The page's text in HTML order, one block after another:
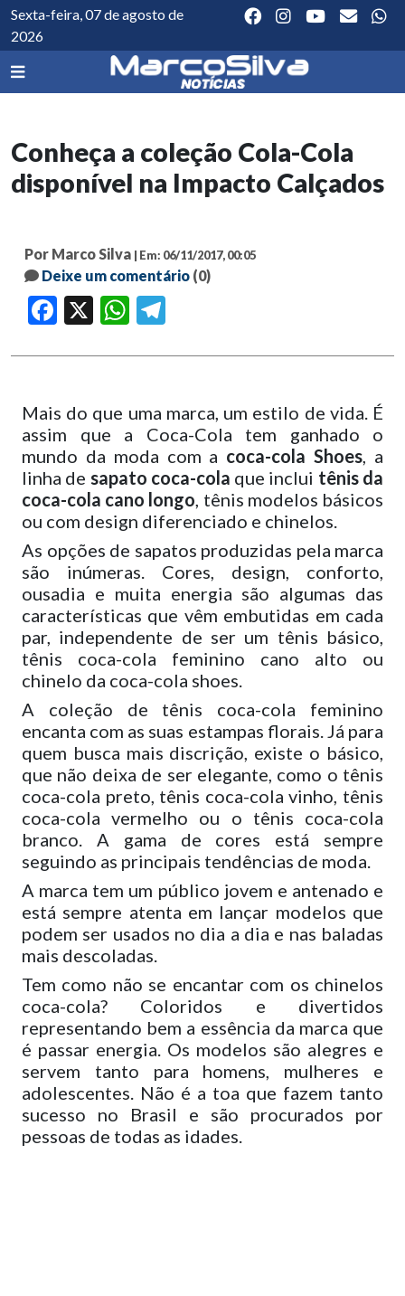
Sexta-feira, 07 de agosto de
2026
Conheça a coleção Cola-Cola
disponível na Impacto Calçados
Por Marco Silva | Em: 06/11/2017, 00:05
Deixe um comentário (0)
Facebook WhatsApp
Mais do que uma marca, um estilo de vida. É
assim que a Coca-Cola tem ganhado o
mundo da moda com a coca-cola Shoes, a
linha de sapato coca-cola que inclui tênis da
coca-cola cano longo, tênis modelos básicos
ou com design diferenciado e chinelos.
As opções de sapatos produzidas pela marca
são inúmeras. Cores, design, conforto,
ousadia e muita energia são algumas das
características que vêm embutidas em cada
par, independente de ser um tênis básico,
tênis coca-cola feminino cano alto ou
chinelo da coca-cola shoes.
A coleção de tênis coca-cola feminino
encanta com as suas estampas florais. Já para
quem busca mais discrição, existe o básico,
que não deixa de ser elegante, como o tênis
coca-cola preto, tênis coca-cola vinho, tênis
coca-cola vermelho ou o tênis coca-cola
branco. A gama de cores está sempre
seguindo as principais tendências de moda.
A marca tem um público jovem e antenado e
está sempre atenta em lançar modelos que
podem ser usados no dia a dia e nas baladas
mais descoladas.
Tem como não se encantar com os chinelos
coca-cola? Coloridos e divertidos
representando bem a essência da marca que
é passar energia. Os modelos são alegres e
servem tanto para homens, mulheres e
adolescentes. Não é a toa que fazem tanto
sucesso no Brasil e são procurados por
pessoas de todas as idades.